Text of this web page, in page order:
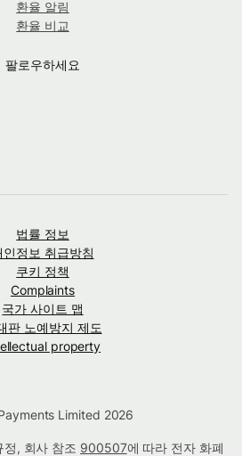
환율 알림
환율 비교
팔로우하세요
법률 정보
인정보 취급방침
쿠키 정책
Complaints
국가 사이트 맵
판 노예방지 제도
property
Limited 2026
, 회사 참조 900507에 따라 전자 화폐